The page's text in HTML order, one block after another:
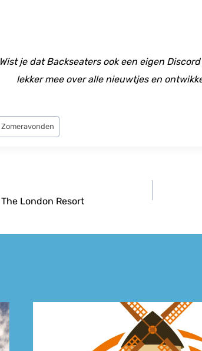
Wist je dat Backseaters ook een eigen
lekker mee over alle nieuwtjes en
London Resort